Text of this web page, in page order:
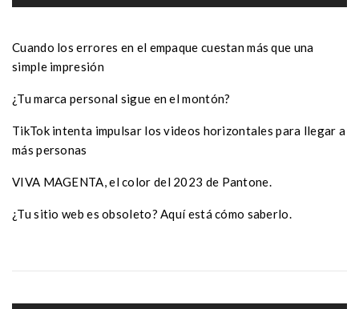
Cuando los errores en el empaque cuestan más que una
simple impresión
¿Tu marca personal sigue en el montón?
TikTok intenta impulsar los videos horizontales para llegar a
más personas
VIVA MAGENTA, el color del 2023 de Pantone.
¿Tu sitio web es obsoleto? Aquí está cómo saberlo.